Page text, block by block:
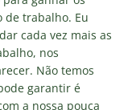
de trabalho. Eu
cada vez mais as
nos
Não temos
garantir é
a nossa pouca